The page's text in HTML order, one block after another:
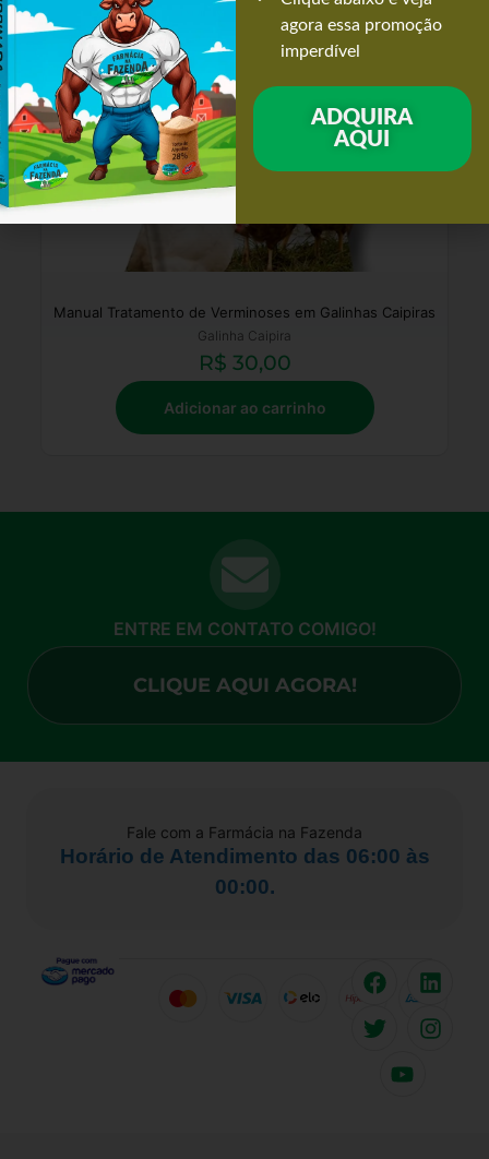
Adicionar ao carrinho
Destaque
Manual Tratamento de Verminoses em Galinhas Caipiras
Galinha Caipira
R$ 30,00
Adicionar ao carrinho
ENTRE EM CONTATO COMIGO!
CLIQUE AQUI AGORA!
Fale com a Farmácia na Fazenda
Horário de Atendimento das 06:00 às
00:00.
agora essa promoção
imperdível
ADQUIRA
AQUI